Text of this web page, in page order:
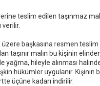
teslim edilen taşınmaz
verilir.
başkasına resmen
taşınır malın bu kişinin elinden
yağma, hileyle alınması
hükümler uygulanır. Kişinin
üçüne kadarı indirilir.